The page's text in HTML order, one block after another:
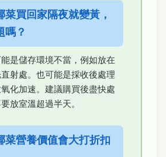
菜買回家隔夜就變黃，
嗎？
是儲存環境不當，例如放在
射處。也可能是採收後處理
化加速。建議購買後盡快處
放室溫超過半天。
菜營養價值會大打折扣